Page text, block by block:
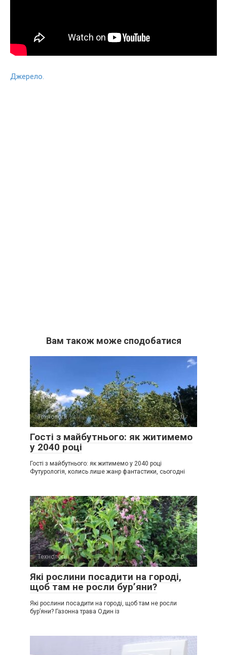
Джерело.
Вам також може сподобатися
Технології 0
Гості з майбутнього: як житимемо
у 2040 році
Гості з майбутнього: як житимемо у 2040 році
Футурологія, колись лише жанр фантастики, сьогодні
Технології 0
Які рослини посадити на городі,
щоб там не росли бур’яни?
Які рослини посадити на городі, щоб там не росли
бур’яни? Газонна трава Один із